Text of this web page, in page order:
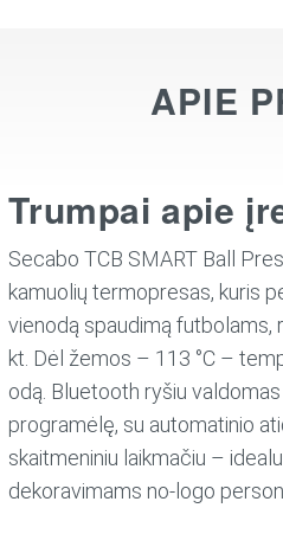
APIE
Trumpai apie
Secabo TCB SMART Ball
kamuolių termopresas, kuris
vienodą spaudimą futbolams,
kt. Dėl žemos – 113 °C –
odą. Bluetooth ryšiu
programėlę, su automatinio
skaitmeniniu laikmačiu –
dekoravimams no-logo